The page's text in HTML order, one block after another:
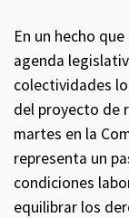
En un hecho
agenda
colectividades
del proyecto de
martes en la
representa un
condiciones
equilibrar los